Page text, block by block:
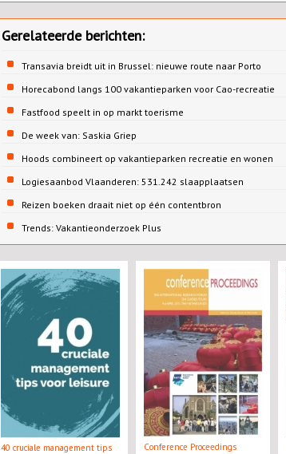
Gerelateerde berichten:
Transavia breidt uit in Brussel: nieuwe route naar Porto
Horecabond langs 100 vakantieparken voor Cao-recreatie
Fastfood speelt in op markt toerisme
De week van: Saskia Griep
Hoods combineert op vakantieparken recreatie en wonen
Logiesaanbod Vlaanderen: 531.242 slaapplaatsen
Reizen boeken draait niet op één contentbron
Trends: Vakantieonderzoek Plus
40 cruciale management tips
Conference Proceedings